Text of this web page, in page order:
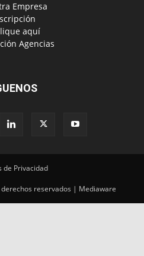
Empresa
aquí
Agencias
de Privacidad
reservados | Mediaware